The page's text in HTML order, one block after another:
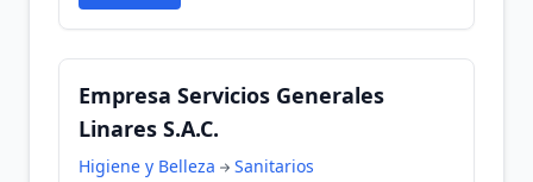
Empresa Servicios Generales
Linares S.A.C.
Higiene y Belleza Sanitarios